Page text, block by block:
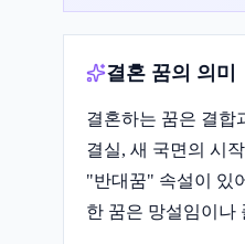
결혼 꿈의 의미
결혼하는 꿈은 결합
결실, 새 국면의 시
"반대꿈" 속설이 있
한 꿈은 망설임이나